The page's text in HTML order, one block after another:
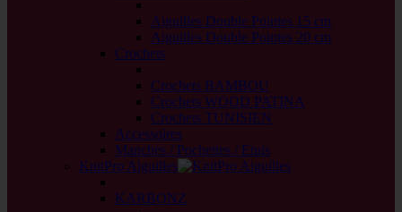
Aiguilles Double Pointes 15 cm
Aiguilles Double Pointes 20 cm
Crochets
Crochets BAMBOU
Crochets WOOD PATINA
Crochets TUNISIEN
Accessoires
Manches / Pochettes / Etuis
KnitPro Aiguilles
KARBONZ